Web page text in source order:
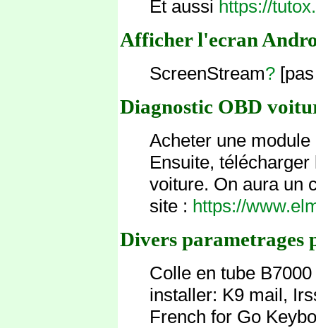
Et aussi https://
Afficher l'ecran
ScreenStream?
Diagnostic OBD
Acheter une
Ensuite,
voiture. On aura un
site : https://
Divers parametrages
Colle en tube
installer: K9 mail,
French for Go